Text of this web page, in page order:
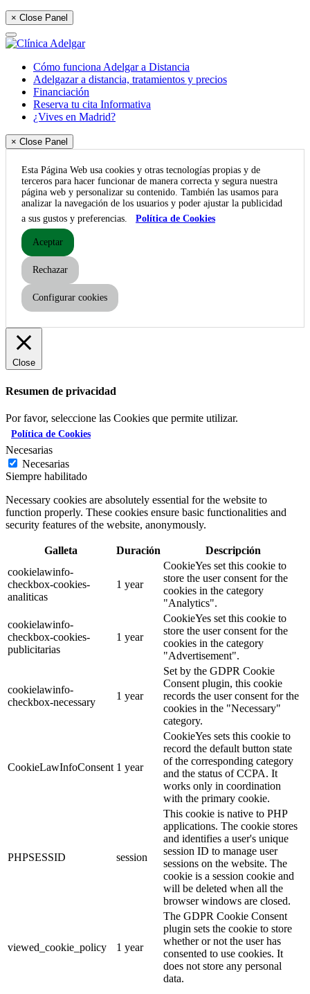
× Close Panel
Cómo funciona Adelgar a Distancia
Adelgazar a distancia, tratamientos y precios
Financiación
Reserva tu cita Informativa
¿Vives en Madrid?
× Close Panel
Esta Página Web usa cookies y otras tecnologías propias y de
terceros para hacer funcionar de manera correcta y segura nuestra
página web y personalizar su contenido. También las usamos para
analizar la navegación de los usuarios y poder ajustar la publicidad
a sus gustos y preferencias.
Política de Cookies
Aceptar
Rechazar
Configurar cookies
Close
Resumen de privacidad
Por favor, seleccione las Cookies que permite utilizar.
Política de Cookies
Necesarias
Necesarias
Siempre habilitado
Necessary cookies are absolutely essential for the website to
function properly. These cookies ensure basic functionalities and
security features of the website, anonymously.
Galleta Duración
Descripción
cookielawinfo-
checkbox-cookies-
analiticas
1 year
CookieYes set this cookie to
store the user consent for the
cookies in the category
"Analytics".
cookielawinfo-
checkbox-cookies-
publicitarias
1 year
CookieYes set this cookie to
store the user consent for the
cookies in the category
"Advertisement".
cookielawinfo-
checkbox-necessary
1 year
Set by the GDPR Cookie
Consent plugin, this cookie
records the user consent for the
cookies in the "Necessary"
category.
CookieLawInfoConsent 1 year
CookieYes sets this cookie to
record the default button state
of the corresponding category
and the status of CCPA. It
works only in coordination
with the primary cookie.
PHPSESSID session
This cookie is native to PHP
applications. The cookie stores
and identifies a user's unique
session ID to manage user
sessions on the website. The
cookie is a session cookie and
will be deleted when all the
browser windows are closed.
viewed_cookie_policy 1 year
The GDPR Cookie Consent
plugin sets the cookie to store
whether or not the user has
consented to use cookies. It
does not store any personal
data.